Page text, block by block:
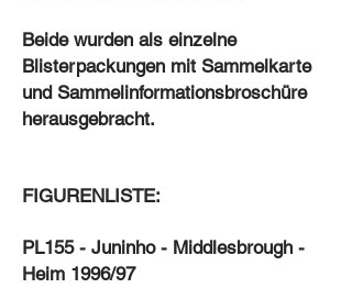
Beide wurden als einzelne
Blisterpackungen mit Sammelkarte
und Sammelinformationsbroschüre
herausgebracht.
FIGURENLISTE:
PL155 - Juninho - Middlesbrough -
Heim 1996/97